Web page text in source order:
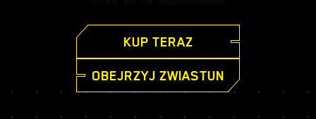
KUP TERAZ
OBEJRZYJ ZWIASTUN